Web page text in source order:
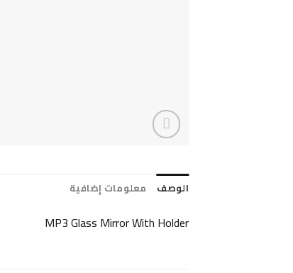
الوصف معلومات إضافية
MP3 Glass Mirror With Holder